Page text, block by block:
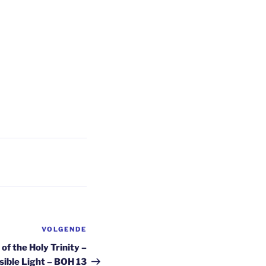
bericht
VOLGENDE
the Holy Trinity –
Light – BOH 13